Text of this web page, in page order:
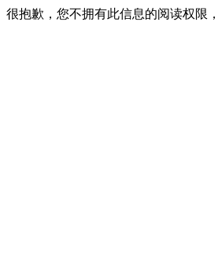
很抱歉，您不拥有此信息的阅读权限